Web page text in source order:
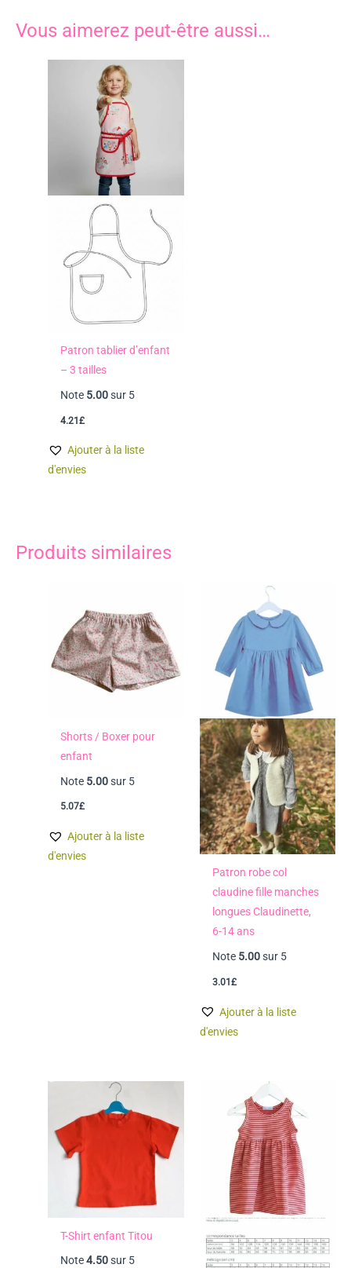
Vous aimerez peut-être aussi…
Patron tablier d’enfant
– 3 tailles
Note 5.00sur 5
4.21£
Ajouter à la liste
d'envies
Produits similaires
Shorts / Boxer pour
enfant
Note 5.00sur 5
5.07£
Ajouter à la liste
d'envies
Patron robe col
claudine fille manches
longues Claudinette,
6-14 ans
Note 5.00sur 5
3.01£
Ajouter à la liste
d'envies
T-Shirt enfant Titou
Note4.50sur 5